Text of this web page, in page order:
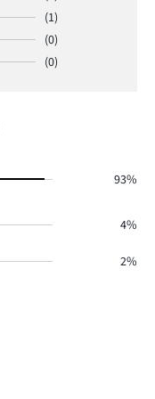
(1)
(0)
(0)
93%
4%
2%